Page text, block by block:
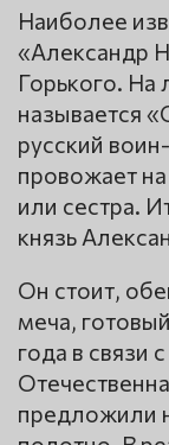
Наиболее
«Александр
Горького. На
называется
русский
провожает
или сестра.
князь
Он стоит,
меча,
года в связи
предложили